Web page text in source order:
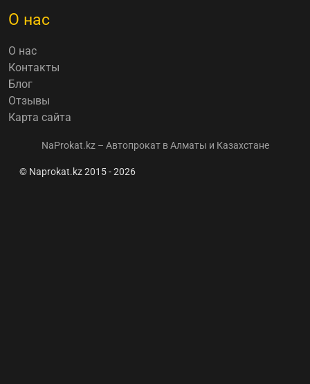
О нас
О нас
Контакты
Блог
Отзывы
Карта сайта
NaProkat.kz – Автопрокат в Алматы и Казахстане
© Naprokat.kz 2015 - 2026